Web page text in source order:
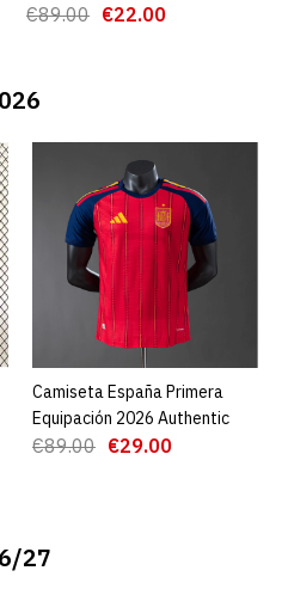
€89.00 €22.00
AGREGAR AL CARRO
Camiseta España Primera
Equipación 2026 Authentic
€89.00 €29.00
27